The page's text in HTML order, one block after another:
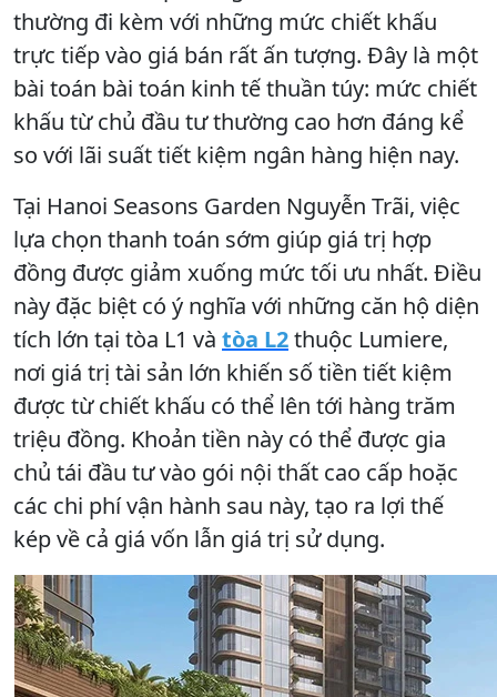
thường đi kèm với những mức chiết khấu
trực tiếp vào giá bán rất ấn tượng. Đây là một
bài toán bài toán kinh tế thuần túy: mức chiết
khấu từ chủ đầu tư thường cao hơn đáng kể
so với lãi suất tiết kiệm ngân hàng hiện nay.
Tại Hanoi Seasons Garden Nguyễn Trãi, việc
lựa chọn thanh toán sớm giúp giá trị hợp
đồng được giảm xuống mức tối ưu nhất. Điều
này đặc biệt có ý nghĩa với những căn hộ diện
tích lớn tại tòa L1 và tòa L2thuộc Lumiere,
nơi giá trị tài sản lớn khiến số tiền tiết kiệm
được từ chiết khấu có thể lên tới hàng trăm
triệu đồng. Khoản tiền này có thể được gia
chủ tái đầu tư vào gói nội thất cao cấp hoặc
các chi phí vận hành sau này, tạo ra lợi thế
kép về cả giá vốn lẫn giá trị sử dụng.